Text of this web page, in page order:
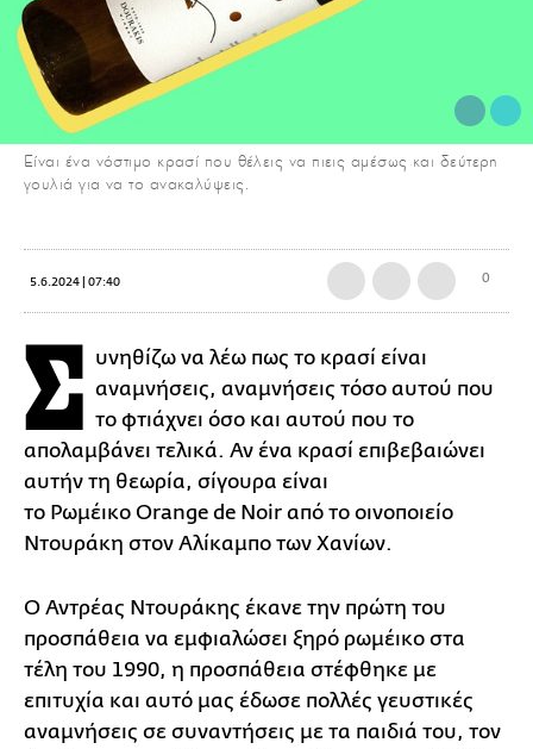
Είναι ένα νόστιμο κρασί που θέλεις να πιεις αμέσως και δεύτερη
γουλιά για να το ανακαλύψεις.
5.6.2024 | 07:40 0
Σ υνηθίζω να λέω πως το κρασί είναι
αναμνήσεις, αναμνήσεις τόσο αυτού που
το φτιάχνει όσο και αυτού που το
απολαμβάνει τελικά. Αν ένα κρασί επιβεβαιώνει
αυτήν τη θεωρία, σίγουρα είναι
το Ρωμέικο Orange de Noir από το οινοποιείο
Ντουράκη στον Αλίκαμπο των Χανίων.
Ο Αντρέας Ντουράκης έκανε την πρώτη του
προσπάθεια να εμφιαλώσει ξηρό ρωμέικο στα
τέλη του 1990, η προσπάθεια στέφθηκε με
επιτυχία και αυτό μας έδωσε πολλές γευστικές
αναμνήσεις σε συναντήσεις με τα παιδιά του, τον